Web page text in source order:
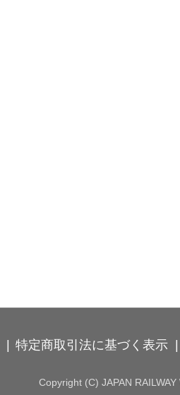
特定商取引法に基づく表示
Copyright (C) JAPAN